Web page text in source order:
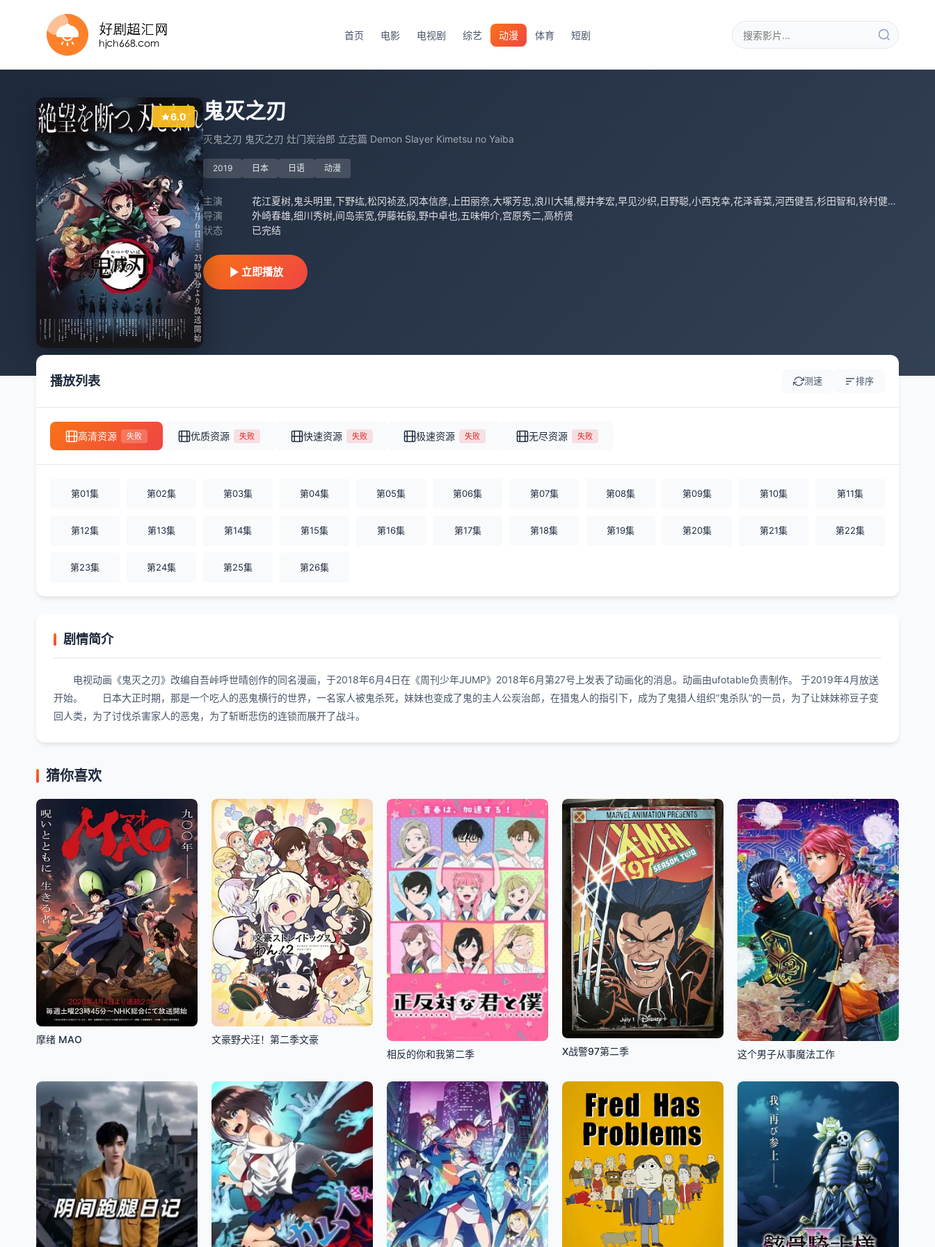
首页 电影 电视剧 综艺 动漫 体育 短剧
6.0 鬼灭之刃
灭鬼之刃 鬼灭之刃 灶门炭治郎 立志篇 Demon Slayer Kimetsu no Yaiba
2019 日本 日语 动漫
主演
花江夏树,鬼头明里,下野纮,松冈祯丞,冈本信彦,上田丽奈,大塚芳忠,浪川大辅,樱井孝宏,早见沙织,日野聪,小西克幸,花泽香菜,河西健吾,杉田智和,铃村健一,关智一,森川智之,悠木碧,井泽诗织,小泽亚李,花守由美里,关俊彦,绿川光,子安武人,丰崎爱生,木村良平,福山润,小松未可子,坂本真绫,山下大辉,诹访部顺一,平川大辅,楠大典,保志总一朗,植田佳奈,内山昂辉,大桥贤一郎,稻田彻,小清水亚美,森久保祥太郎,白石凉子,伊藤加奈惠,桑谷夏子,立花慎之介,三木真一郎,桑岛法子,佐藤聪美,大地叶,本渡枫,小原好美
导演
外崎春雄,细川秀树,间岛崇宽,伊藤祐毅,野中卓也,五味伸介,宫原秀二,高桥贤
状态
已完结
立即播放
播放列表 测速 排序
高清资源 失败 优质资源 失败 快速资源 失败 极速资源 失败 无尽资源 失败
第01集 第02集 第03集 第04集 第05集 第06集 第07集 第08集 第09集 第10集 第11集
第12集 第13集 第14集 第15集 第16集 第17集 第18集 第19集 第20集 第21集 第22集
第23集 第24集 第25集 第26集
剧情简介
电视动画《鬼灭之刃》改编自吾峠呼世晴创作的同名漫画，于2018年6月4日在《周刊少年JUMP》2018年6月第27号上发表了动画化的消息。动画由ufotable负责制作。 于2019年4月放送
开始。 日本大正时期，那是一个吃人的恶鬼横行的世界，一名家人被鬼杀死，妹妹也变成了鬼的主人公炭治郎，在猎鬼人的指引下，成为了鬼猎人组织“鬼杀队”的一员，为了让妹妹祢豆子变
回人类，为了讨伐杀害家人的恶鬼，为了斩断悲伤的连锁而展开了战斗。
猜你喜欢
摩绪 MAO 文豪野犬汪！第二季文豪
相反的你和我第二季 X战警97第二季 这个男子从事魔法工作